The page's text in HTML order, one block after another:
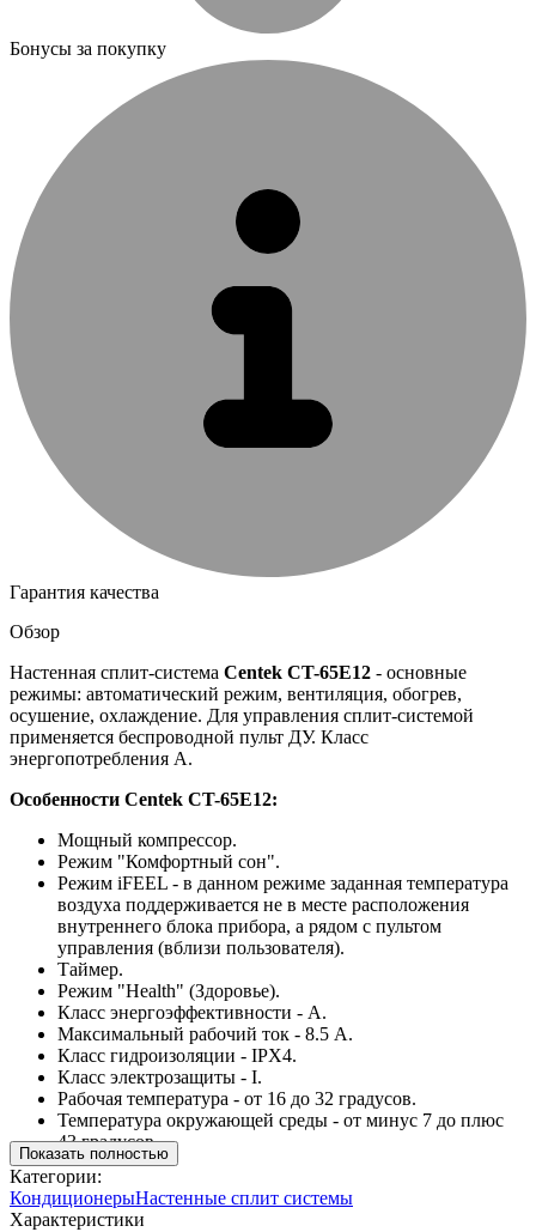
Бонусы за покупку
Гарантия качества
Обзор
Настенная сплит-система Centek CT-65E12 - основные
режимы: автоматический режим, вентиляция, обогрев,
осушение, охлаждение. Для управления сплит-системой
применяется беспроводной пульт ДУ. Класс
энергопотребления А.
Особенности Centek CT-65E12:
Мощный компрессор.
Режим "Комфортный сон".
Режим iFEEL - в данном режиме заданная температура
воздуха поддерживается не в месте расположения
внутреннего блока прибора, а рядом с пультом
управления (вблизи пользователя).
Таймер.
Режим "Health" (Здоровье).
Класс энергоэффективности - А.
Максимальный рабочий ток - 8.5 А.
Класс гидроизоляции - IPX4.
Класс электрозащиты - I.
Рабочая температура - от 16 до 32 градусов.
Температура окружающей среды - от минус 7 до плюс
43 градусов.
Показать полностью
Категории:
КондиционерыНастенные сплит системы
Характеристики